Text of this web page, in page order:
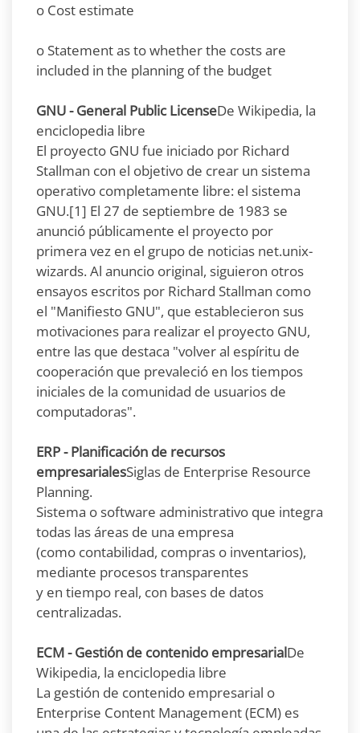
o Cost estimate
o Statement as to whether the costs are
included in the planning of the budget
GNU - General Public LicenseDe Wikipedia, la
enciclopedia libre
El proyecto GNU fue iniciado por Richard
Stallman con el objetivo de crear un sistema
operativo completamente libre: el sistema
GNU.[1] El 27 de septiembre de 1983 se
anunció públicamente el proyecto por
primera vez en el grupo de noticias net.unix-
wizards. Al anuncio original, siguieron otros
ensayos escritos por Richard Stallman como
el "Manifiesto GNU", que establecieron sus
motivaciones para realizar el proyecto GNU,
entre las que destaca "volver al espíritu de
cooperación que prevaleció en los tiempos
iniciales de la comunidad de usuarios de
computadoras".
ERP - Planificación de recursos
empresarialesSiglas de Enterprise Resource
Planning.
Sistema o software administrativo que integra
todas las áreas de una empresa
(como contabilidad, compras o inventarios),
mediante procesos transparentes
y en tiempo real, con bases de datos
centralizadas.
ECM - Gestión de contenido empresarialDe
Wikipedia, la enciclopedia libre
La gestión de contenido empresarial o
Enterprise Content Management (ECM) es